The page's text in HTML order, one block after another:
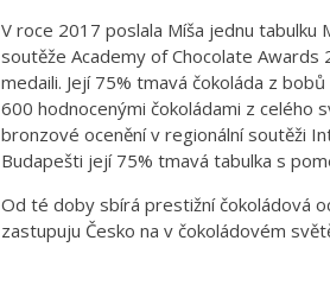
V roce 2017 poslala Míša jednu tabulku
soutěže Academy of Chocolate Awards
medaili. Její 75% tmavá čokoláda z
600 hodnocenými čokoládami z celého
bronzové ocenění v regionální soutěži
Budapešti její 75% tmavá tabulka s
Od té doby sbírá prestižní čokoládová
zastupuju Česko na v čokoládovém